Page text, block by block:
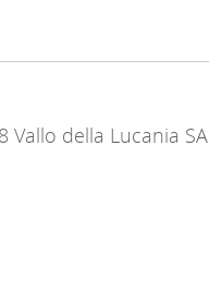
Vallo della Lucania SA